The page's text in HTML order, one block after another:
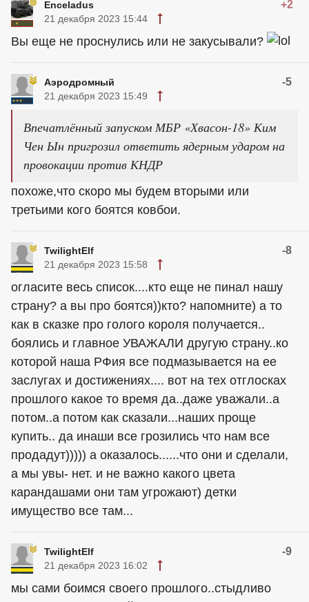
Enceladus +2
21 декабря 2023 15:44
Вы еще не проснулись или не закусывали?
Аэродромный -5
21 декабря 2023 15:49
Впечатлённый запуском МБР «Хвасон-18» Ким
Чен Ын пригрозил ответить ядерным ударом на
провокации против КНДР
похоже,что скоро мы будем вторыми или
третьими кого боятся ковбои.
TwilightElf -8
21 декабря 2023 15:58
огласите весь список....кто еще не пинал нашу
страну? а вы про боятся))кто? напомните) а то
как в сказке про голого короля получается..
боялись и главное УВАЖАЛИ другую страну..ко
которой наша РФия все подмазывается на ее
заслугах и достижениях.... вот на тех отглосках
прошлого какое то время да..даже уважали..а
потом..а потом как сказали...наших проще
купить.. да инаши все грозились что нам все
продадут))))) а оказалось......что они и сделали,
а мы увы- нет. и не важно какого цвета
карандашами они там угрожают) детки
имущество все там...
TwilightElf -9
21 декабря 2023 16:02
мы сами боимся своего прошлого..стыдливо